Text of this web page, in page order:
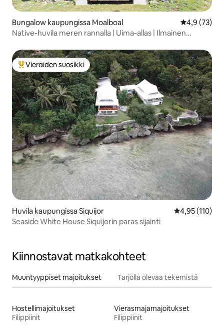
Bungalow kaupungissa Moalboal
4,9 (73)
Native-huvila meren rannalla | Uima-allas | Ilmainen
Vieraiden suosikkien parhaimmistoa
Vieraiden suosikki
Huvila kaupungissa Siquijor
4,95 (110)
Seaside White House Siquijorin paras sijainti
Kiinnostavat matkakohteet
Muuntyyppiset majoitukset Tarjolla olevaa tekemistä
Hostellimajoitukset
Filippiinit
Vierasmajamajoitukset
Filippiinit